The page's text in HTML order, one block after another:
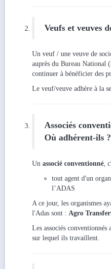
Veufs et veuves
Un veuf / une veuve de
auprès du Bureau
continuer à bénéficier des
Le veuf/veuve adhère à la
Associés
Où adhérent-ils ?
Un associé conventionné,
tout agent d'un
l’ADAS
A ce jour, les organismes
l'Adas sont : Agro
Les associés
sur lequel ils travaillent.